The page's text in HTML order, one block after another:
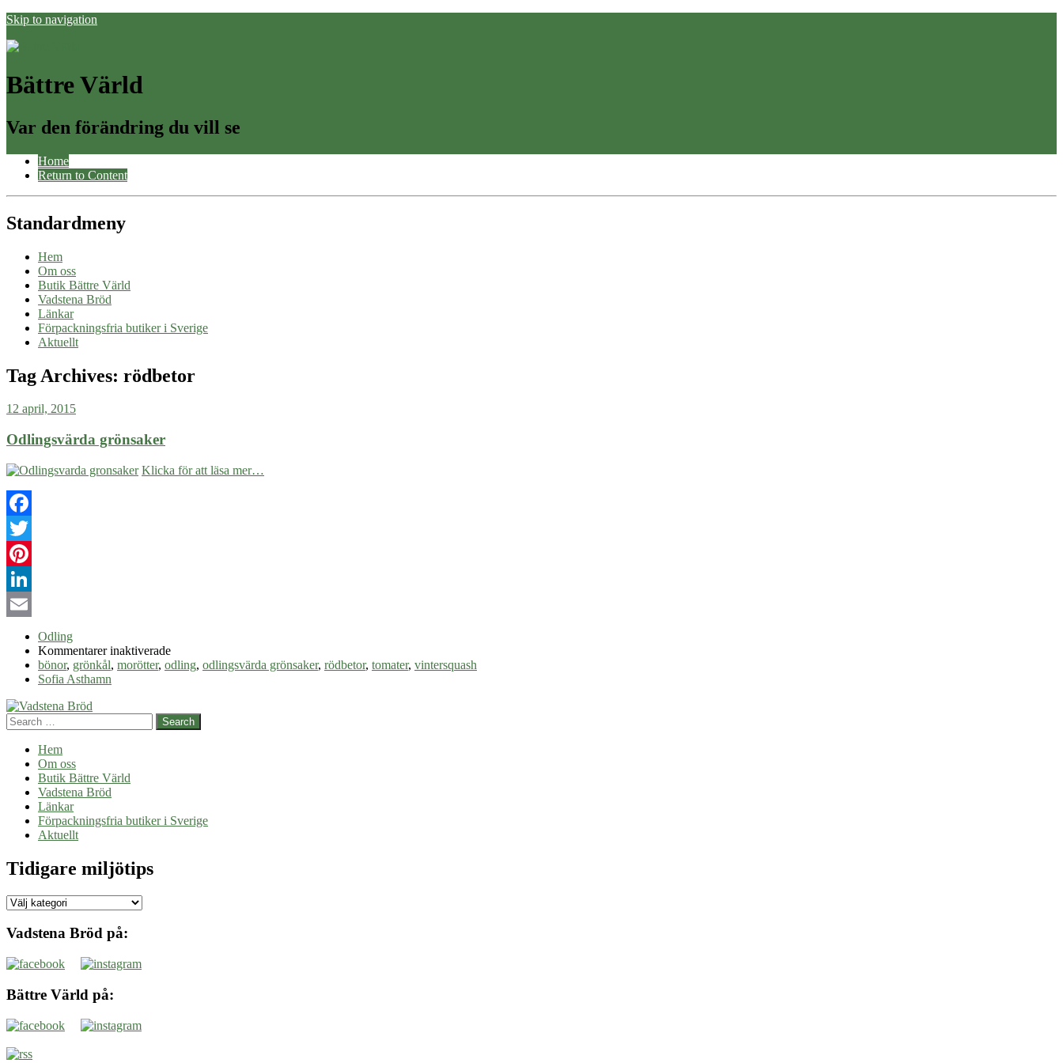
Skip to navigation
Bättre Värld
Var den förändring du vill se
Home
Return to Content
Standardmeny
Hem
Om oss
Butik Bättre Värld
Vadstena Bröd
Länkar
Förpackningsfria butiker i Sverige
Aktuellt
Tag Archives: rödbetor
12 april, 2015
Odlingsvärda grönsaker
Klicka för att läsa mer…
Facebook
Twitter
Pinterest
LinkedIn
Odling
Kommentarer inaktiveradeför
Odlingsvärda
bönor, grönkål, morötter, odling, odlingsvärda grönsaker, rödbetor, tomater, vintersquash
Sofia Asthamn
Search
Hem
Om oss
Butik Bättre Värld
Vadstena Bröd
Länkar
Förpackningsfria butiker i Sverige
Aktuellt
Tidigare miljötips
Tidigare
Vadstena Bröd på:
Bättre Värld på: